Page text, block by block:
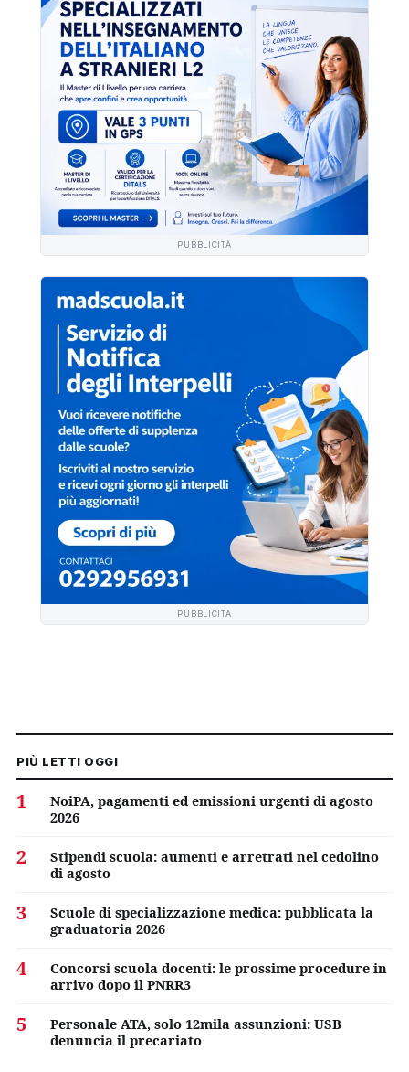
PUBBLICITÀ
PUBBLICITÀ
PIÙ LETTI OGGI
1
NoiPA, pagamenti ed emissioni urgenti di agosto
2026
2
Stipendi scuola: aumenti e arretrati nel cedolino
di agosto
3
Scuole di specializzazione medica: pubblicata la
graduatoria 2026
4
Concorsi scuola docenti: le prossime procedure in
arrivo dopo il PNRR3
5
Personale ATA, solo 12mila assunzioni: USB
denuncia il precariato